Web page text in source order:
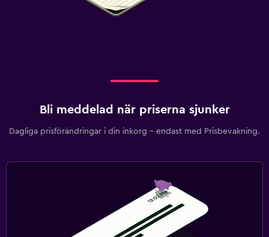
Bli meddelad när priserna sjunker
Dagliga prisförändringar i din inkorg – endast med Prisbevakning.